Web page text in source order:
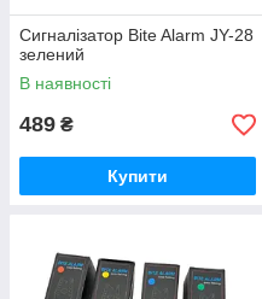
Сигналiзатор Bite Alarm JY-28
зелений
В наявності
489 ₴
Купити